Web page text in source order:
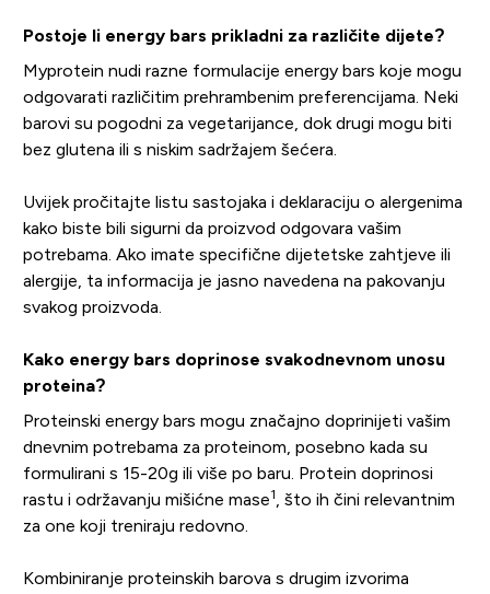
Postoje li energy bars prikladni za različite dijete?
Myprotein nudi razne formulacije energy bars koje mogu
odgovarati različitim prehrambenim preferencijama. Neki
barovi su pogodni za vegetarijance, dok drugi mogu biti
bez glutena ili s niskim sadržajem šećera.
Uvijek pročitajte listu sastojaka i deklaraciju o alergenima
kako biste bili sigurni da proizvod odgovara vašim
potrebama. Ako imate specifične dijetetske zahtjeve ili
alergije, ta informacija je jasno navedena na pakovanju
svakog proizvoda.
Kako energy bars doprinose svakodnevnom unosu
proteina?
Proteinski energy bars mogu značajno doprinijeti vašim
dnevnim potrebama za proteinom, posebno kada su
formulirani s 15-20g ili više po baru. Protein doprinosi
rastu i održavanju mišićne mase1
, što ih čini relevantnim
za one koji treniraju redovno.
Kombiniranje proteinskih barova s drugim izvorima